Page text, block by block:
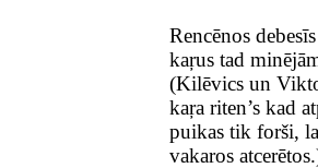
Rencēnos
kaŗus tad
(Kilēvics un
kaŗa riten’s kad
puikas tik forši,
vakaros